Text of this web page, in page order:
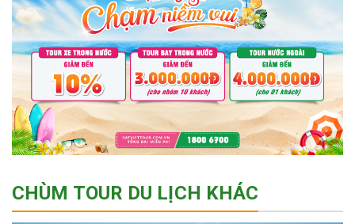
CHÙM TOUR DU LỊCH KHÁC